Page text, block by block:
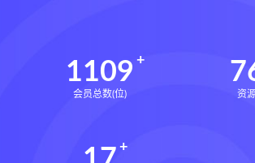
1109
会员总数(位) 资